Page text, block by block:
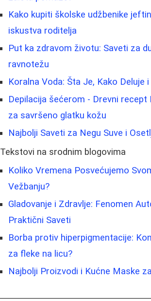
Kako kupiti školske udžbenike
iskustva roditelja
Put ka zdravom životu: Saveti za
ravnotežu
Koralna Voda: Šta Je, Kako Deluje
Depilacija šećerom - Drevni recept
za savršeno glatku kožu
Najbolji Saveti za Negu Suve i
Tekstovi na srodnim blogovima
Koliko Vremena Posvećujemo
Vežbanju?
Gladovanje i Zdravlje: Fenomen
Praktični Saveti
Borba protiv hiperpigmentacije:
za fleke na licu?
Najbolji Proizvodi i Kućne Maske